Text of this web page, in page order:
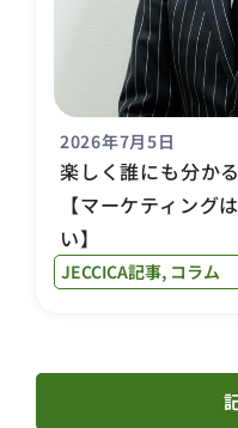
2026年7月5日
楽しく誰にも分か
【マーケティング
い】
JECCICA記事, コラム